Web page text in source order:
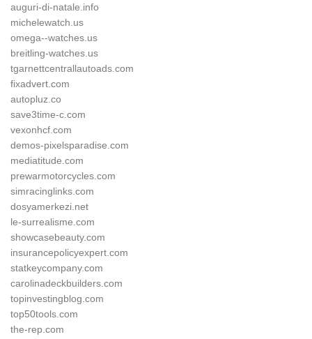
auguri-di-natale.info
michelewatch.us
omega--watches.us
breitling-watches.us
tgarnettcentrallautoads.com
fixadvert.com
autopluz.co
save3time-c.com
vexonhcf.com
demos-pixelsparadise.com
mediatitude.com
prewarmotorcycles.com
simracinglinks.com
dosyamerkezi.net
le-surrealisme.com
showcasebeauty.com
insurancepolicyexpert.com
statkeycompany.com
carolinadeckbuilders.com
topinvestingblog.com
top50tools.com
the-rep.com